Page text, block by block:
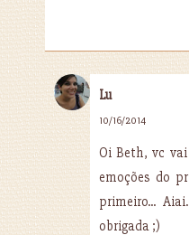
Lu
10/16/2014
Oi Beth, vc
emoções do
primeiro...
obrigada ;)